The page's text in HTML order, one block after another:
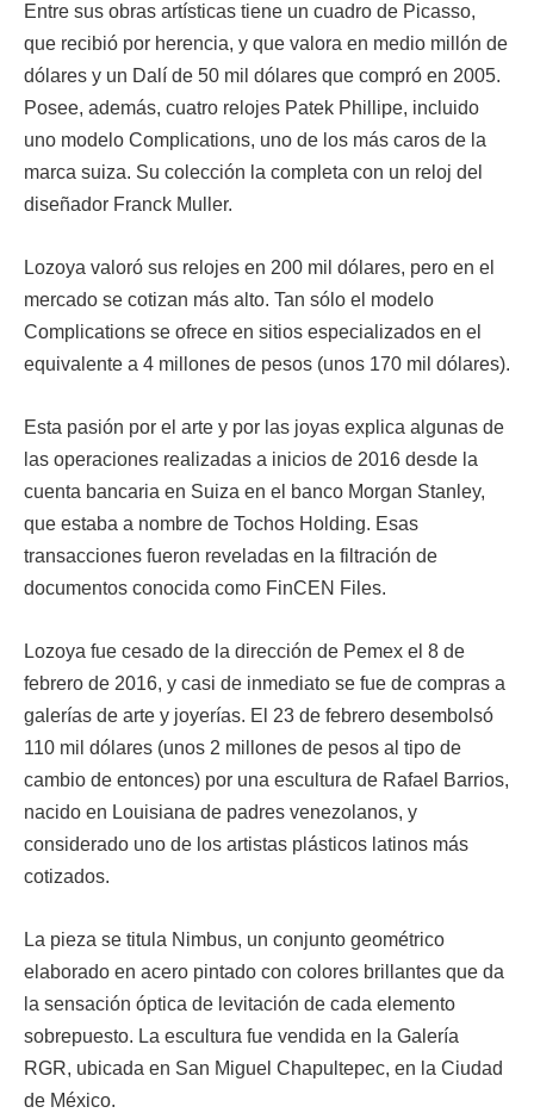
Entre sus obras artísticas tiene un cuadro de Picasso,
que recibió por herencia, y que valora en medio millón de
dólares y un Dalí de 50 mil dólares que compró en 2005.
Posee, además, cuatro relojes Patek Phillipe, incluido
uno modelo Complications, uno de los más caros de la
marca suiza. Su colección la completa con un reloj del
diseñador Franck Muller.
Lozoya valoró sus relojes en 200 mil dólares, pero en el
mercado se cotizan más alto. Tan sólo el modelo
Complications se ofrece en sitios especializados en el
equivalente a 4 millones de pesos (unos 170 mil dólares).
Esta pasión por el arte y por las joyas explica algunas de
las operaciones realizadas a inicios de 2016 desde la
cuenta bancaria en Suiza en el banco Morgan Stanley,
que estaba a nombre de Tochos Holding. Esas
transacciones fueron reveladas en la filtración de
documentos conocida como FinCEN Files.
Lozoya fue cesado de la dirección de Pemex el 8 de
febrero de 2016, y casi de inmediato se fue de compras a
galerías de arte y joyerías. El 23 de febrero desembolsó
110 mil dólares (unos 2 millones de pesos al tipo de
cambio de entonces) por una escultura de Rafael Barrios,
nacido en Louisiana de padres venezolanos, y
considerado uno de los artistas plásticos latinos más
cotizados.
La pieza se titula Nimbus, un conjunto geométrico
elaborado en acero pintado con colores brillantes que da
la sensación óptica de levitación de cada elemento
sobrepuesto. La escultura fue vendida en la Galería
RGR, ubicada en San Miguel Chapultepec, en la Ciudad
de México.